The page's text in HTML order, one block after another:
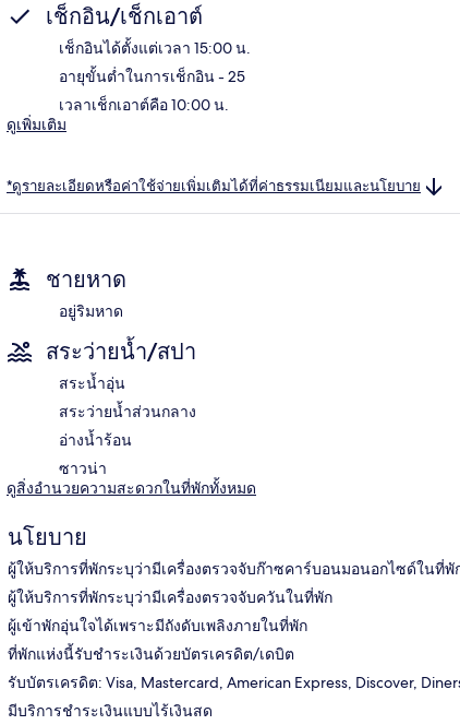
เช็กอิน/เช็กเอาต์
เช็กอินได้ตั้งแต่เวลา 15:00 น.
อายุขั้นต่ำในการเช็กอิน - 25
เวลาเช็กเอาต์คือ 10:00 น.
ดูเพิ่มเติม
*ดูรายละเอียดหรือค่าใช้จ่ายเพิ่มเติมได้ที่ค่าธรรมเนียมและนโยบาย
ชายหาด
อยู่ริมหาด
สระว่ายน้ำ/สปา
สระน้ำอุ่น
สระว่ายน้ำส่วนกลาง
อ่างน้ำร้อน
ซาวน่า
ดูสิ่งอำนวยความสะดวกในที่พักทั้งหมด
นโยบาย
ผู้ให้บริการที่พักระบุว่ามีเครื่องตรวจจับก๊าซคาร์บอนมอนอกไซด์ในที่พั
ผู้ให้บริการที่พักระบุว่ามีเครื่องตรวจจับควันในที่พัก
ผู้เข้าพักอุ่นใจได้เพราะมีถังดับเพลิงภายในที่พัก
ที่พักแห่งนี้รับชำระเงินด้วยบัตรเครดิต/เดบิต
รับบัตรเครดิต: Visa, Mastercard, American Express, Discover,
มีบริการชำระเงินแบบไร้เงินสด